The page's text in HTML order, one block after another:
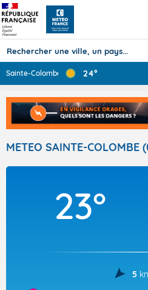
TOUS LES
Sainte-Colombe 24°
METEO SAINTE-COLOMBE
23°
5